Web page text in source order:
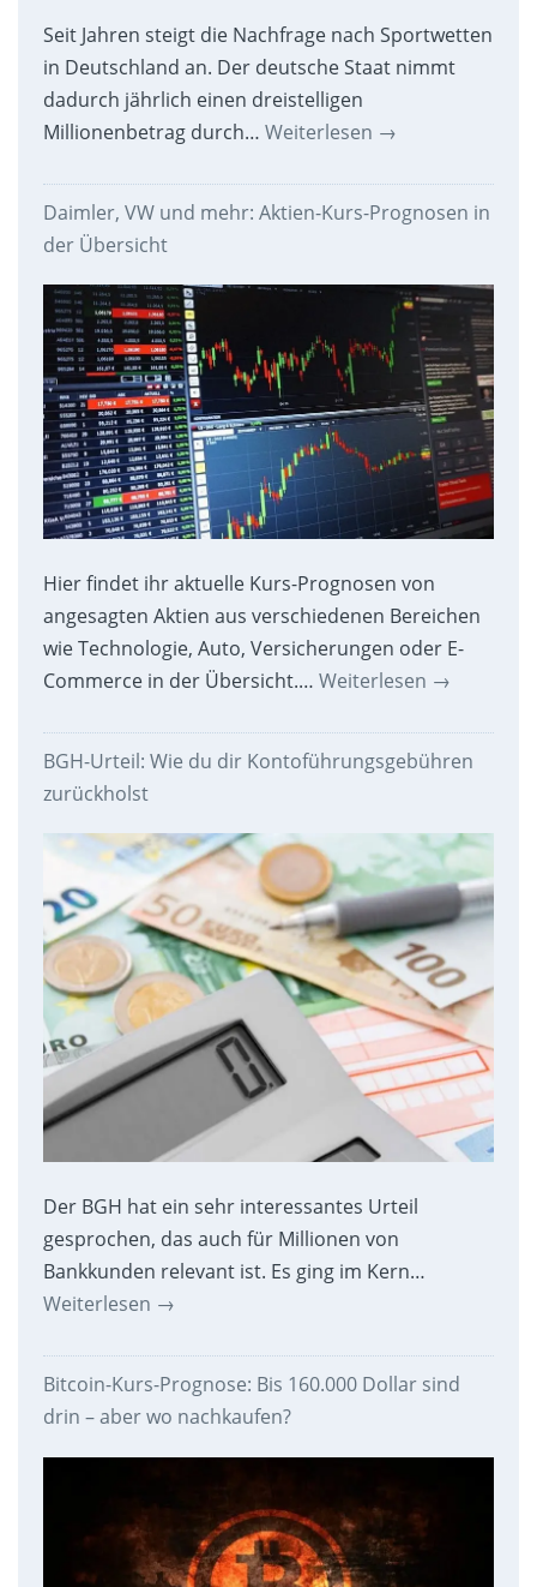
Seit Jahren steigt die Nachfrage nach Sportwetten
in Deutschland an. Der deutsche Staat nimmt
dadurch jährlich einen dreistelligen
Millionenbetrag durch… Weiterlesen →
Daimler, VW und mehr: Aktien-Kurs-Prognosen in
der Übersicht
Hier findet ihr aktuelle Kurs-Prognosen von
angesagten Aktien aus verschiedenen Bereichen
wie Technologie, Auto, Versicherungen oder E-
Commerce in der Übersicht.… Weiterlesen →
BGH-Urteil: Wie du dir Kontoführungsgebühren
zurückholst
Der BGH hat ein sehr interessantes Urteil
gesprochen, das auch für Millionen von
Bankkunden relevant ist. Es ging im Kern…
Weiterlesen →
Bitcoin-Kurs-Prognose: Bis 160.000 Dollar sind
drin – aber wo nachkaufen?